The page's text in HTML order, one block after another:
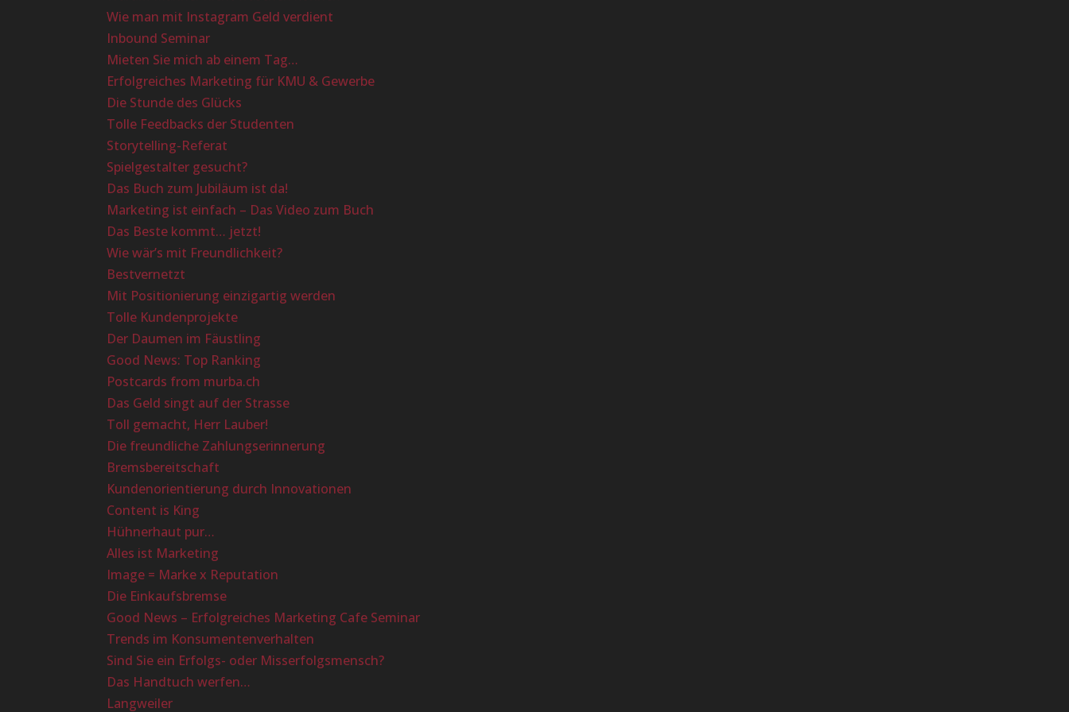
Wie man mit Instagram Geld verdient
Inbound Seminar
Mieten Sie mich ab einem Tag…
Erfolgreiches Marketing für KMU & Gewerbe
Die Stunde des Glücks
Tolle Feedbacks der Studenten
Storytelling-Referat
Spielgestalter gesucht?
Das Buch zum Jubiläum ist da!
Marketing ist einfach – Das Video zum Buch
Das Beste kommt… jetzt!
Wie wär’s mit Freundlichkeit?
Bestvernetzt
Mit Positionierung einzigartig werden
Tolle Kundenprojekte
Der Daumen im Fäustling
Good News: Top Ranking
Postcards from murba.ch
Das Geld singt auf der Strasse
Toll gemacht, Herr Lauber!
Die freundliche Zahlungserinnerung
Bremsbereitschaft
Kundenorientierung durch Innovationen
Content is King
Hühnerhaut pur…
Alles ist Marketing
Image = Marke x Reputation
Die Einkaufsbremse
Good News – Erfolgreiches Marketing Cafe Seminar
Trends im Konsumentenverhalten
Sind Sie ein Erfolgs- oder Misserfolgsmensch?
Das Handtuch werfen…
Langweiler